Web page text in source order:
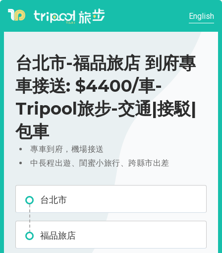
English
台北市-福品旅店 到府專
車接送: $4400/車-
Tripool旅步-交通|接駁|
包車
專車到府，機場接送
中長程出遊、閨蜜小旅行、跨縣市出差
台北市
福品旅店